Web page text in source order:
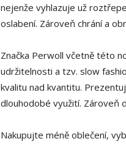
nejenže vyhlazuje už
oslabení. Zároveň chrání a
Značka Perwoll včetně této
udržitelnosti a tzv. slow
kvalitu nad kvantitu.
dlouhodobé využití. Zároveň
Nakupujte méně oblečení,